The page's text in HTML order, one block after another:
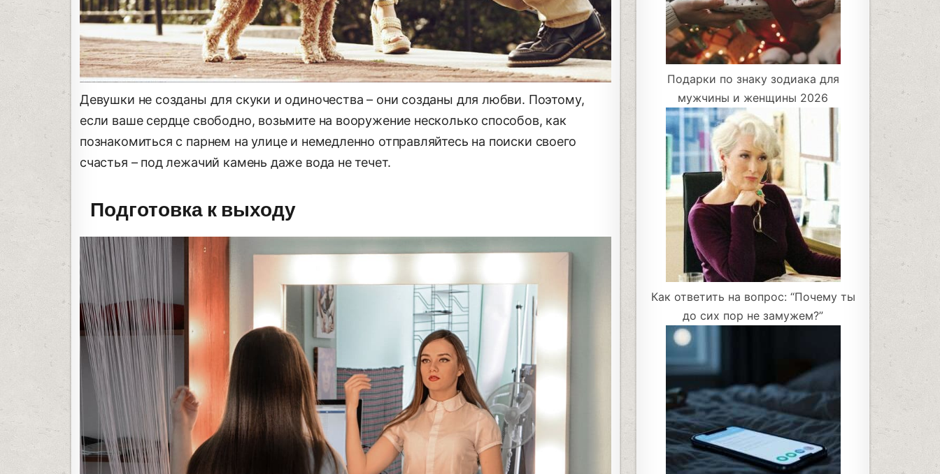
Девушки не созданы для скуки и одиночества – они созданы для любви. Поэтому,
если ваше сердце свободно, возьмите на вооружение несколько способов, как
познакомиться с парнем на улице и немедленно отправляйтесь на поиски своего
счастья – под лежачий камень даже вода не течет.
Подготовка к выходу
Подарки по знаку зодиака для
мужчины и женщины 2026
Как ответить на вопрос: “Почему ты
до сих пор не замужем?”